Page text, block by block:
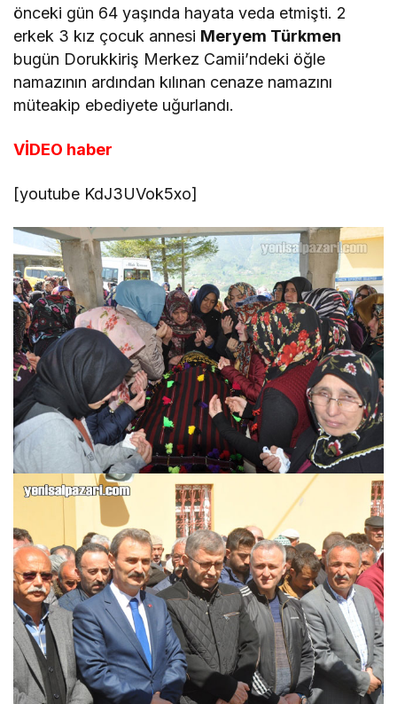
önceki gün 64 yaşında hayata veda etmişti. 2
erkek 3 kız çocuk annesi Meryem Türkmen
bugün Dorukkiriş Merkez Camii’ndeki öğle
namazının ardından kılınan cenaze namazını
müteakip ebediyete uğurlandı.
VİDEO haber
[youtube KdJ3UVok5xo]